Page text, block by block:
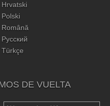
Hrvatski
Polski
Română
Русский
Türkçe
DE VUELTA